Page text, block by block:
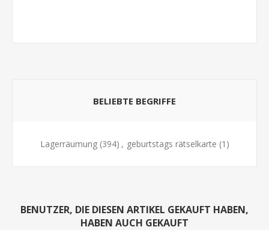
BELIEBTE BEGRIFFE
Lagerräumung (394) , geburtstags rätselkarte (1)
BENUTZER, DIE DIESEN ARTIKEL GEKAUFT HABEN,
HABEN AUCH GEKAUFT